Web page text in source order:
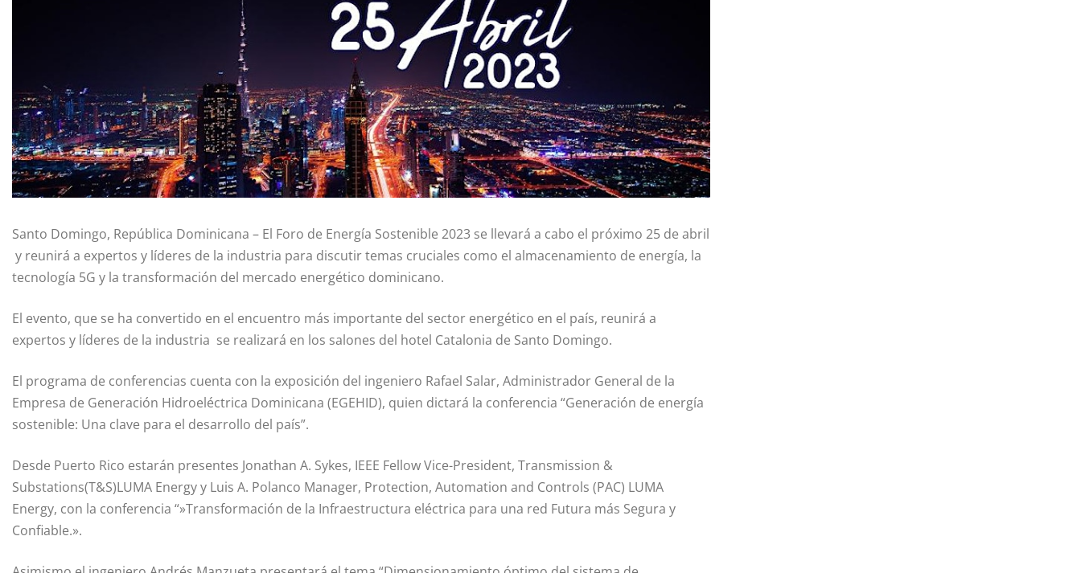
Santo Domingo, República Dominicana – El Foro de Energía Sostenible 2023 se llevará a cabo el próximo 25 de abril
y reunirá a expertos y líderes de la industria para discutir temas cruciales como el almacenamiento de energía, la
tecnología 5G y la transformación del mercado energético dominicano.
El evento, que se ha convertido en el encuentro más importante del sector energético en el país, reunirá a
expertos y líderes de la industria se realizará en los salones del hotel Catalonia de Santo Domingo.
El programa de conferencias cuenta con la exposición del ingeniero Rafael Salar, Administrador General de la
Empresa de Generación Hidroeléctrica Dominicana (EGEHID), quien dictará la conferencia “Generación de energía
sostenible: Una clave para el desarrollo del país”.
Desde Puerto Rico estarán presentes Jonathan A. Sykes, IEEE FellowVice-President, Transmission &
Substations(T&S)LUMA Energyy Luis A. Polanco Manager, Protection, Automation and Controls (PAC) LUMA
Energy, con la conferencia “»Transformación de la Infraestructura eléctrica para una red Futura más Segura y
Confiable.».